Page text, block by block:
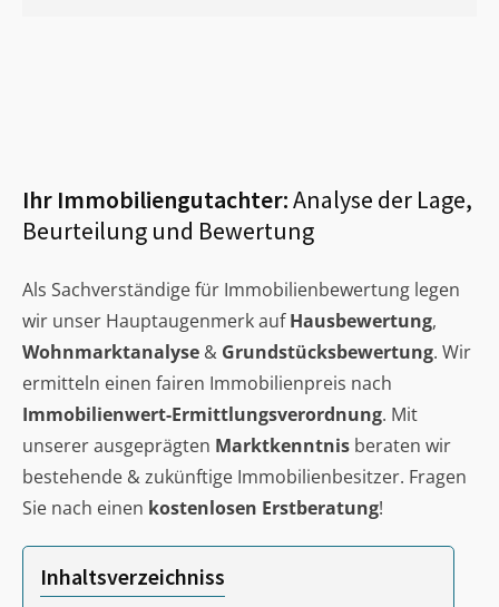
Ihr Immobiliengutachter:Analyse der Lage,
Beurteilung und Bewertung
Als Sachverständige für Immobilienbewertung legen
wir unser Hauptaugenmerk aufHausbewertung,
Wohnmarktanalyse & Grundstücksbewertung. Wir
ermitteln einen fairen Immobilienpreis nach
Immobilienwert-Ermittlungsverordnung. Mit
unserer ausgeprägten Marktkenntnis beraten wir
bestehende & zukünftige Immobilienbesitzer. Fragen
Sie nach einen kostenlosen Erstberatung!
Inhaltsverzeichniss